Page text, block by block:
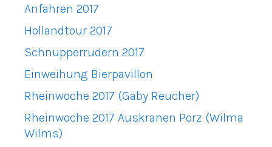
Anfahren 2017
Hollandtour 2017
Schnupperrudern 2017
Einweihung Bierpavillon
Rheinwoche 2017 (Gaby Reucher)
Rheinwoche 2017 Auskranen Porz (Wilma
Wilms)